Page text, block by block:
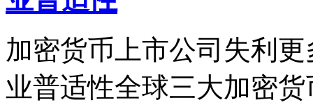
加密货币上市公司失利
业普适性全球三大加密